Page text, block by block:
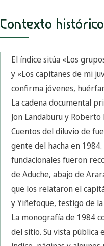
Contexto histórico
El índice sitúa «Los
y «Los capitanes de mi
confirma jóvenes,
La cadena documental
Jon Landaburu y
Cuentos del diluvio de
gente del hacha en
fundacionales fueron
de Aduche, abajo de
que los relataron el
y Yiñefoque, testigo de
La monografía de 1984
del sitio. Su vista